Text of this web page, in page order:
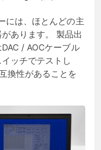
には、ほとんどの主
あります。 製品出
/ AOCケーブル
ッチでテストし
換性があることを